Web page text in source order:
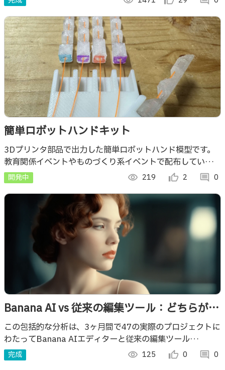
で多くの“イチ”に挑戦しました。
簡単ロボットハンドキット
3Dプリンタ部品で出力した簡単ロボットハンド模型です。
教育関係イベントやものづくり系イベントで配布していま
す。
開発中 visibility 219 thumb_up_alt 2 comment 0
Banana AI vs 従来の編集ツール：どちらがよ
り速くプロフェッショナルな結果を提供する
か
この包括的な分析は、3ヶ月間で47の実際のプロジェクトに
わたってBanana AIエディターと従来の編集ツール
（Photoshop、Lightroom）をテストします。
完成 visibility 125 thumb_up_alt 0 comment 0